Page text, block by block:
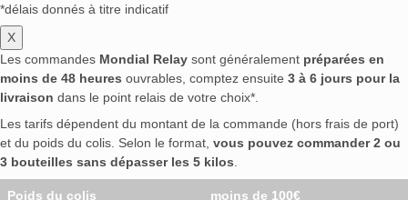
*délais donnés à titre indicatif
X
Les commandes Mondial Relay sont généralement préparées en
moins de 48 heures ouvrables, comptez ensuite 3 à 6 jours pour la
livraison dans le point relais de votre choix*.
Les tarifs dépendent du montant de la commande (hors frais de port)
et du poids du colis. Selon le format, vous pouvez commander 2 ou
3 bouteilles sans dépasser les 5 kilos
Poids du colis moins de 100€